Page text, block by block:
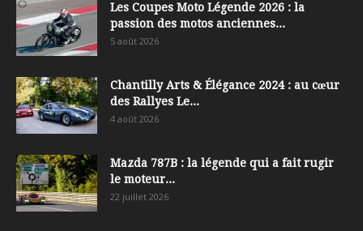
Les Coupes Moto Légende 2026 : la
passion des motos anciennes...
5 août 2026
Chantilly Arts & Élégance 2024 : au cœur
des Rallyes Le...
4 août 2026
Mazda 787B : la légende qui a fait rugir
le moteur...
22 juillet 2026